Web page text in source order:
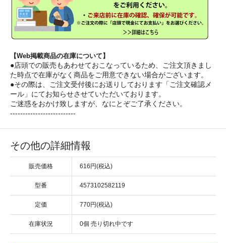
【Web掲載商品の在庫について】
●店頭での販売もあわせておこなっているため、ご注文頂きまし
た時点で在庫がなく商品をご用意できない場合がございます。
●その際は、ご注文受付後にお送りしております「ご注文確認メ
ール」にてお知らせさせていただいております。
ご迷惑をおかけ致しますが、なにとぞご了承ください。
--------------------------
その他の詳細情報
販売価格 616円(税込)
型番 4573102582119
定価 770円(税込)
在庫状況 0個 売り切れ中です